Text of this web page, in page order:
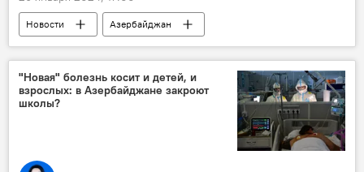
Новости
Азербайджан
Выборы президента в Азербайджане
анонс
Пресс-центр
Sputnik Азербайджан
"Новая" болезнь косит и детей, и
взрослых: в Азербайджане закроют
школы?